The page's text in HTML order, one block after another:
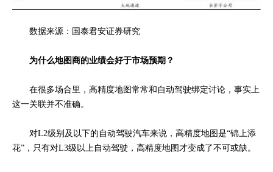
数据来源：国泰君安证券研究
为什么地图商的业绩会好于市场预期？
在很多场合里，高精度地图常常和自动驾驶绑定讨论，事实上
这一关联并不准确。
对L2级别及以下的自动驾驶汽车来说，高精度地图是“锦上添
花”，只有对L3级以上自动驾驶，高精度地图才变成了不可或缺。